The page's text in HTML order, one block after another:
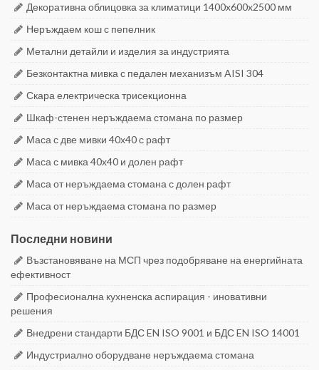
Декоративна облицовка за климатици 1400x600x2500 мм
Неръждаем кош с пепелник
Метални детайли и изделия за индустрията
Безконтактна мивка с педален механизъм AISI 304
Скара електрическа трисекционна
Шкаф-стенен неръждаема стомана по размер
Маса с две мивки 40х40 с рафт
Маса с мивка 40х40 и долен рафт
Маса от неръждаема стомана с долен рафт
Маса от неръждаема стомана по размер
Последни новини
Възстановяване на МСП чрез подобряване на енергийната
ефективност
Професионална кухненска аспирация - иновативни
решения
Внедрени стандарти БДС EN ISO 9001 и БДС EN ISO 14001
Индустриално оборудване неръждаема стомана